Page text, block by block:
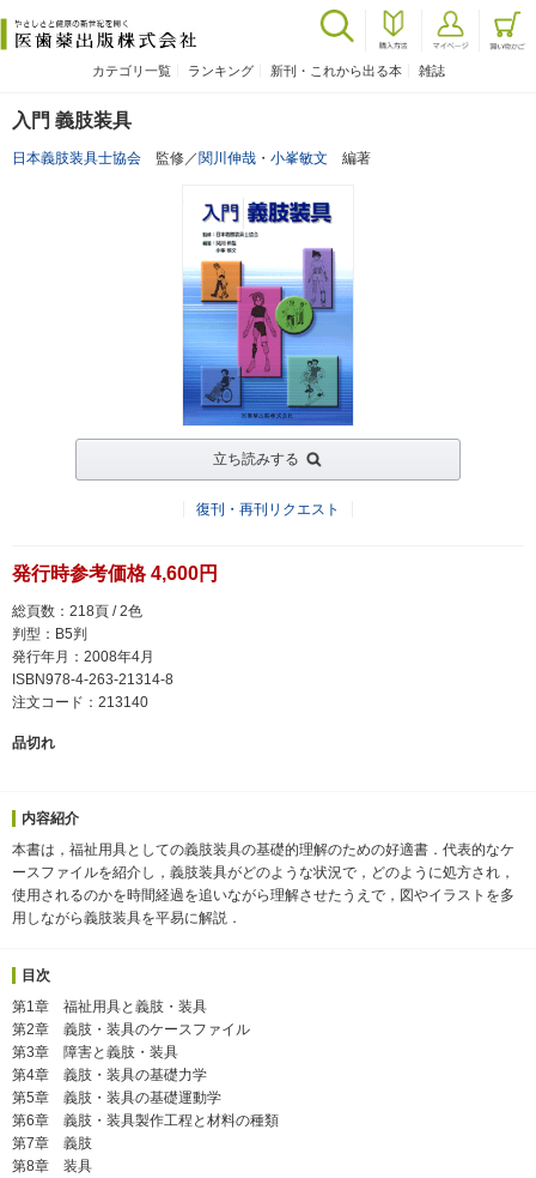
カテゴリ一覧 ランキング 新刊・これから出る本 雑誌
入門 義肢装具
日本義肢装具士協会 監修／ 関川伸哉 ・ 小峯敏文 編著
立ち読みする
復刊・再刊リクエスト
発行時参考価格 4,600円
総頁数：218頁 / 2色
判型：B5判
発行年月：2008年4月
ISBN978-4-263-21314-8
注文コード：213140
品切れ
内容紹介
本書は，福祉用具としての義肢装具の基礎的理解のための好適書．代表的なケ
ースファイルを紹介し，義肢装具がどのような状況で，どのように処方され，
使用されるのかを時間経過を追いながら理解させたうえで，図やイラストを多
用しながら義肢装具を平易に解説．
目次
第1章 福祉用具と義肢・装具
第2章 義肢・装具のケースファイル
第3章 障害と義肢・装具
第4章 義肢・装具の基礎力学
第5章 義肢・装具の基礎運動学
第6章 義肢・装具製作工程と材料の種類
第7章 義肢
第8章 装具